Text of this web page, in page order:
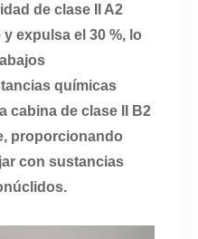
de clase II A2
expulsa el 30 %, lo
químicas
cabina de clase II B2
proporcionando
con sustancias